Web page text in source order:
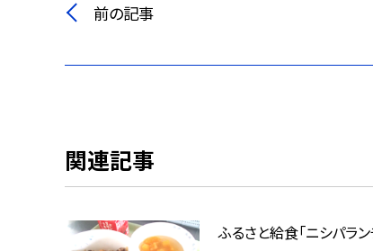
前の記事
関連記事
ふるさと給食「ニシパラン